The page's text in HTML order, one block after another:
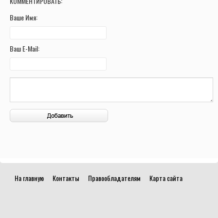
Ваше Имя:
Ваш E-Mail:
На главную Контакты Правообладателям Карта сайта